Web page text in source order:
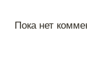
Пока нет